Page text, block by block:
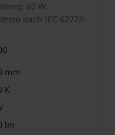
4000/5000K,
IP66
60 W,
nach IEC 62722-
mm
K
lm